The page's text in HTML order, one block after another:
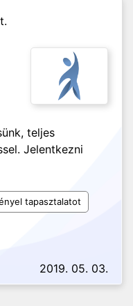
teljes
Jelentkezni
tapasztalatot
2019. 05. 03.